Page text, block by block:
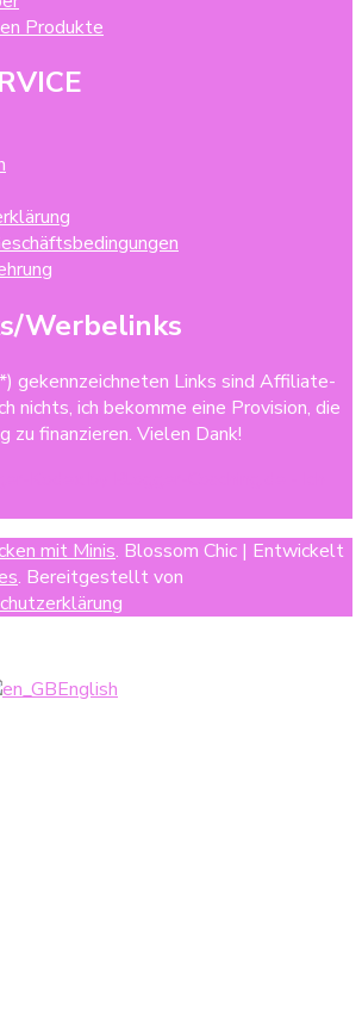
Produkte
Werbelinks
gekennzeichneten Links sind Affiliate-
nichts, ich bekomme eine Provision, die
zu finanzieren. Vielen Dank!
mit Minis. Blossom Chic | Entwickelt
. Bereitgestellt von
English